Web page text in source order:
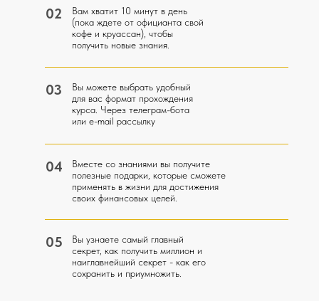
Вы узнаете самый главный
секрет, как получить миллион и
наиглавнейший секрет - как его
сохранить и приумножить.
Вам хватит 10 минут в день
(пока ждете от официанта свой
кофе и круассан), чтобы
получить новые знания.
Вы можете выбрать удобный
для вас формат прохождения
курса. Через телеграм-бота
или e-mail рассылку
05
02
Вместе со знаниями вы получите
полезные подарки, которые сможете
применять в жизни для достижения
своих финансовых целей.
03
04